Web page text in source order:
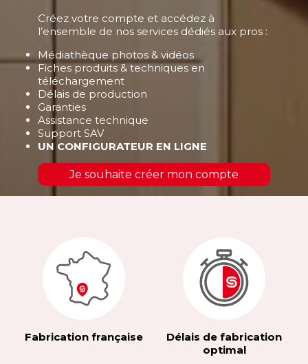
Créez votre compte et accédez à
l’ensemble de nos services dédiés aux pros :
Médiathèque photos & vidéos
Fiches produits & techniques en
téléchargement
Délais de production
Garanties
Assistance technique
Support SAV
UN CONFIGURATEUR EN LIGNE
Je souhaite créer mon compte
Fabrication française
Délais de fabrication
optimal